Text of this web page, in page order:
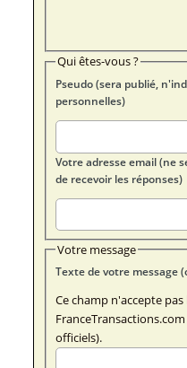
Qui êtes-vous ?
Pseudo (sera publié,
personnelles)
Votre adresse email (ne
de recevoir les réponses)
Votre message
Ce champ n'accepte
officiels).